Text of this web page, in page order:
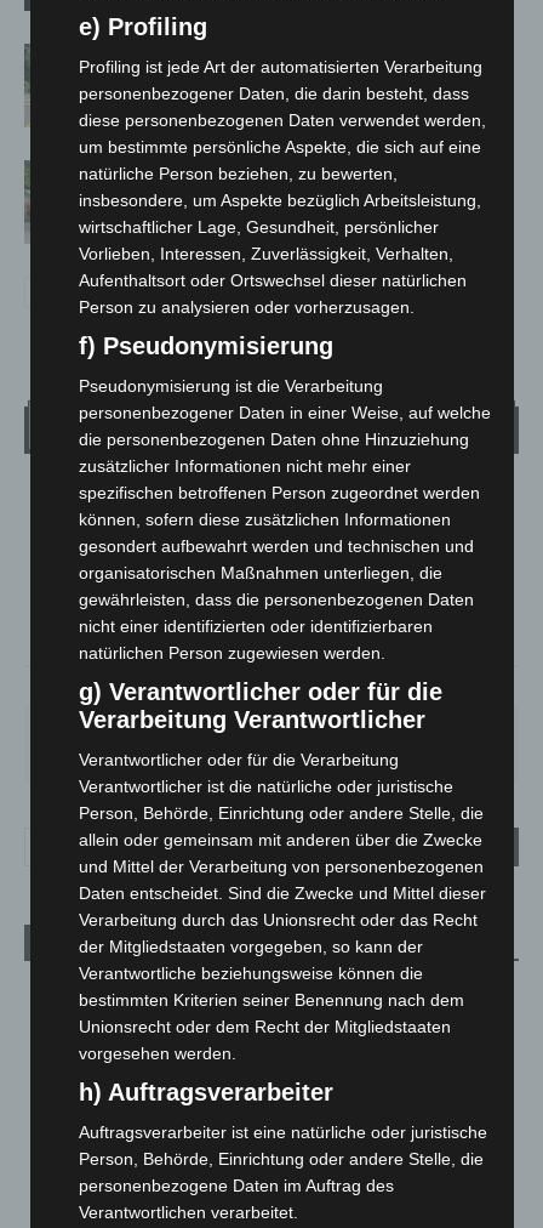
Brand im „Haus der Begegnung“ in
Neuwarmbüchen schnell eingedämmt
Region Hannover: 21 neue
Notfallsanitäter starten beim Roten
Kreuz
Wetter
LANGENHAGEN
Klarer Himmel
25.1° C 25.5°
24.4°
34% 2.6m/s 6%
SA.
26°
SO.
34°
MO.
26°
DI.
23°
Aktuelle Beiträge
Kunst trifft Weingenuss: Barbara-Susann Mehring zeigt ihre
A2: Zweite Turbobaustelle startet zwischen Hannover-West
8. August 2026
Niedersachsen: Feuerwehrkräfte kehren nach
Waldbrandeinsatz aus Spanien zurück
e) Profiling
Profiling ist jede Art der automatisierten Verarbeitung
personenbezogener Daten, die darin besteht, dass
diese personenbezogenen Daten verwendet werden,
um bestimmte persönliche Aspekte, die sich auf eine
natürliche Person beziehen, zu bewerten,
insbesondere, um Aspekte bezüglich Arbeitsleistung,
wirtschaftlicher Lage, Gesundheit, persönlicher
Vorlieben, Interessen, Zuverlässigkeit, Verhalten,
Aufenthaltsort oder Ortswechsel dieser natürlichen
Person zu analysieren oder vorherzusagen.
f) Pseudonymisierung
Pseudonymisierung ist die Verarbeitung
personenbezogener Daten in einer Weise, auf welche
die personenbezogenen Daten ohne Hinzuziehung
zusätzlicher Informationen nicht mehr einer
spezifischen betroffenen Person zugeordnet werden
können, sofern diese zusätzlichen Informationen
gesondert aufbewahrt werden und technischen und
organisatorischen Maßnahmen unterliegen, die
gewährleisten, dass die personenbezogenen Daten
nicht einer identifizierten oder identifizierbaren
natürlichen Person zugewiesen werden.
g) Verantwortlicher oder für die
Verarbeitung Verantwortlicher
Verantwortlicher oder für die Verarbeitung
Verantwortlicher ist die natürliche oder juristische
Person, Behörde, Einrichtung oder andere Stelle, die
allein oder gemeinsam mit anderen über die Zwecke
und Mittel der Verarbeitung von personenbezogenen
Daten entscheidet. Sind die Zwecke und Mittel dieser
Verarbeitung durch das Unionsrecht oder das Recht
der Mitgliedstaaten vorgegeben, so kann der
Verantwortliche beziehungsweise können die
bestimmten Kriterien seiner Benennung nach dem
Unionsrecht oder dem Recht der Mitgliedstaaten
vorgesehen werden.
h) Auftragsverarbeiter
Auftragsverarbeiter ist eine natürliche oder juristische
Person, Behörde, Einrichtung oder andere Stelle, die
personenbezogene Daten im Auftrag des
Verantwortlichen verarbeitet.